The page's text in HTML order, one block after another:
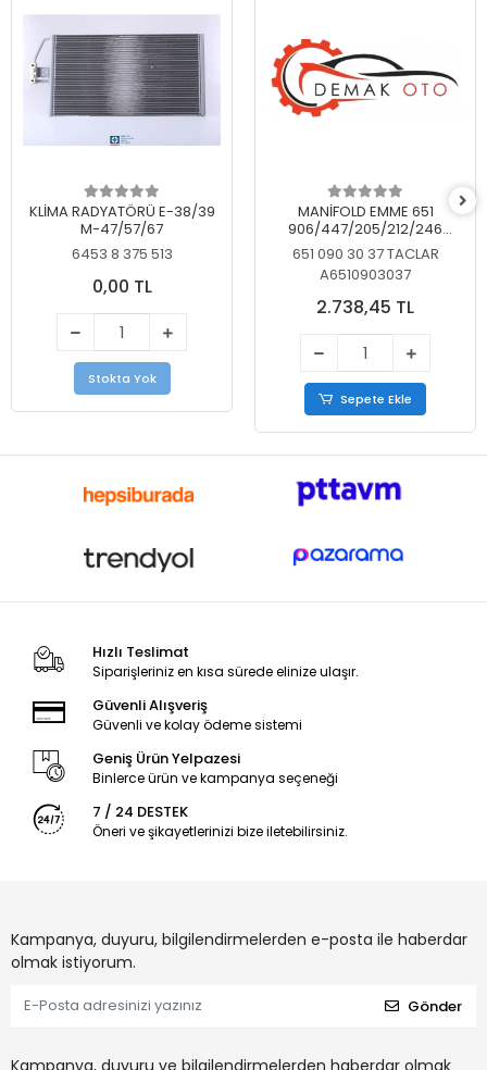
KLİMA RADYATÖRÜ E-38/39
M-47/57/67
6453 8 375 513
0,00 TL
Stokta Yok
MANİFOLD EMME 651
906/447/205/212/246
KELEBEKSİZ
651 090 30 37 TACLAR
A6510903037
2.738,45 TL
Sepete Ekle
Hızlı Teslimat
Siparişleriniz en kısa sürede elinize ulaşır.
Güvenli Alışveriş
Güvenli ve kolay ödeme sistemi
Geniş Ürün Yelpazesi
Binlerce ürün ve kampanya seçeneği
7 / 24 DESTEK
Öneri ve şikayetlerinizi bize iletebilirsiniz.
Kampanya, duyuru, bilgilendirmelerden e-posta ile haberdar
olmak istiyorum.
Gönder
Kampanya, duyuru ve bilgilendirmelerden haberdar olmak